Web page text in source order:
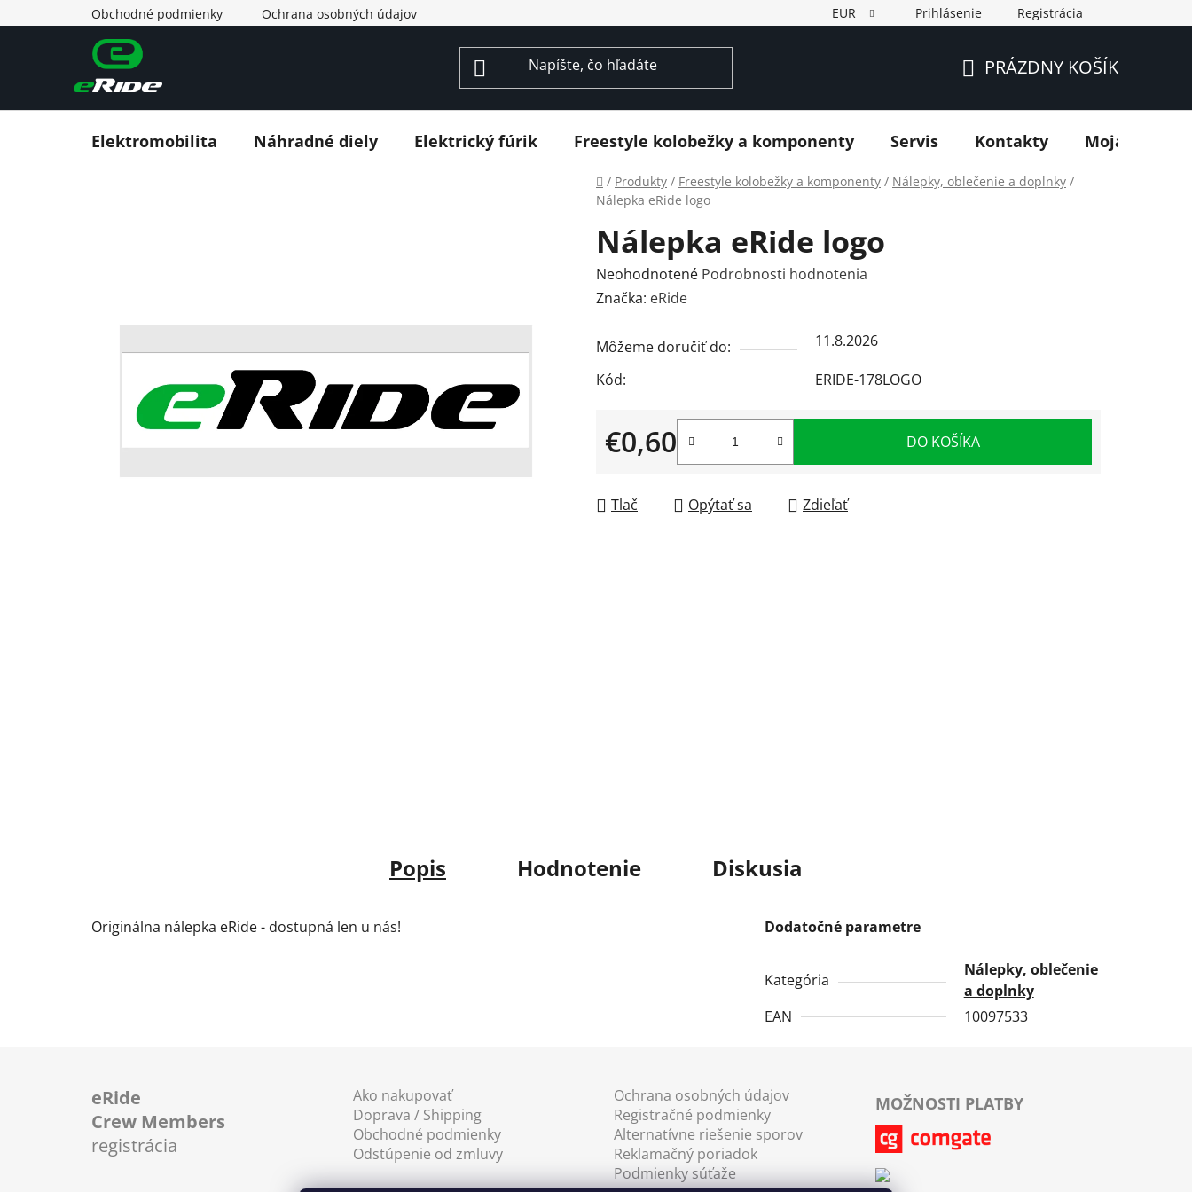
na
Obchodné podmienky Ochrana osobných údajov EUR Prihlásenie Registrácia
KOŠÍK
PRÁZDNY KOŠÍK
Elektromobilita Náhradné diely Elektrický fúrik Freestyle kolobežky a komponenty Servis Kontakty Moja
Domov
/ Produkty / Freestyle kolobežky a komponenty / Nálepky, oblečenie a doplnky /
Nálepka eRide logo
Nálepka eRide logo
Priemerné
hodnotenie
je
0,0
hviezdičiek.
Neohodnotené Podrobnosti hodnotenia
Značka: eRide
Môžeme doručiť do:
11.8.2026
Kód:
ERIDE-178LOGO
€0,60
Jednotková cena:
DO KOŠÍKA
Tlač Opýtať sa Zdieľať
Popis Hodnotenie Diskusia
Originálna nálepka eRide - dostupná len u nás! Dodatočné parametre
Kategória
Nálepky, oblečenie
a doplnky
EAN
10097533
eRide
Crew Members
registrácia
Ako nakupovať
Doprava / Shipping
Obchodné podmienky
Odstúpenie od zmluvy
Ochrana osobných údajov
Registračné podmienky
Alternatívne riešenie sporov
Reklamačný poriadok
Podmienky súťaže
MOŽNOSTI PLATBY